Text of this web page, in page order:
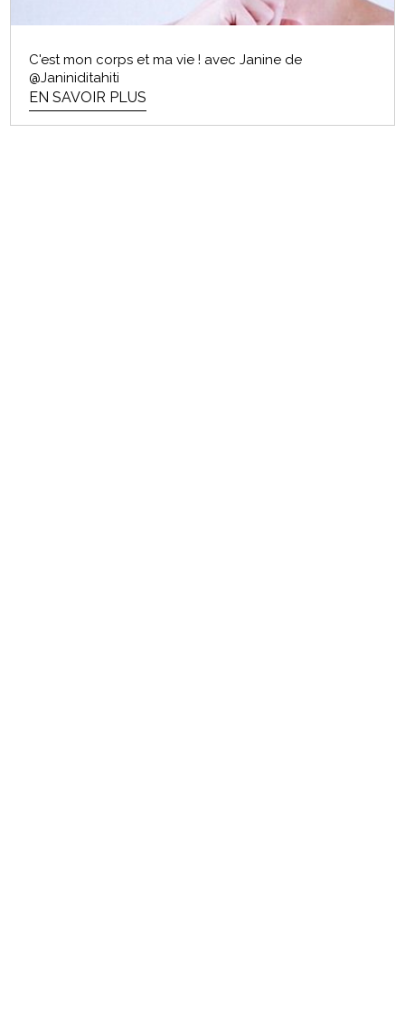
C'est mon corps et ma vie ! avec Janine de
@Janiniditahiti
EN SAVOIR PLUS